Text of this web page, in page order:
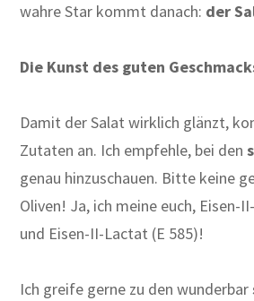
wahre Star kommt danach: der
Die Kunst des guten
Damit der Salat wirklich glänzt,
Zutaten an. Ich empfehle, bei den
genau hinzuschauen. Bitte keine
Oliven! Ja, ich meine euch, Eisen-
und Eisen-II-Lactat (E 585)!
Ich greife gerne zu den wunderbar